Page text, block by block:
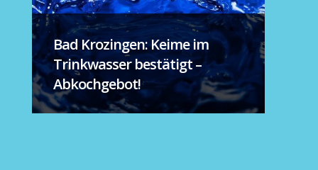
Bad Krozingen: Keime im
Trinkwasser bestätigt –
Abkochgebot!